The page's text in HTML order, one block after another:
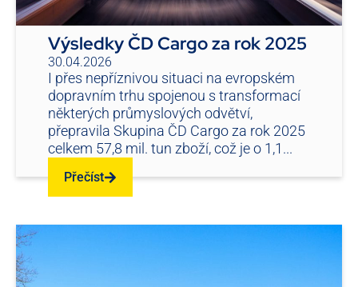
Výsledky ČD Cargo za rok 2025
30.04.2026
I přes nepříznivou situaci na evropském
dopravním trhu spojenou s transformací
některých průmyslových odvětví,
přepravila Skupina ČD Cargo za rok 2025
celkem 57,8 mil. tun zboží, což je o 1,1...
Přečíst